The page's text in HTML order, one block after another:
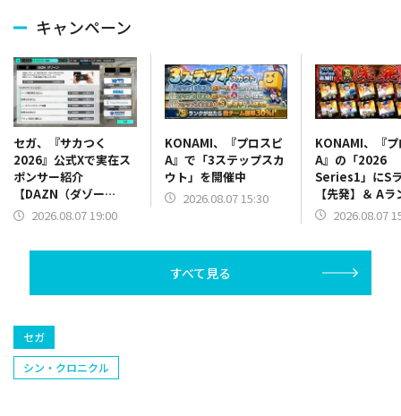
キャンペーン
セガ、『サカつく
2026』公式Xで実在ス
ポンサー紹介
【DAZN（ダゾー
ン）】篇をポスト
2026.08.07 19:00
KONAMI、『プロスピ
A』で「3ステップスカ
ウト」を開催中
2026.08.07 15:30
KONAMI、『
A』の「2026
Series1」にS
【先発】＆ Aラ
【野手】新登
塁手)、持丸泰
捕手)など
2026.08.07
すべて見る
セガ
シン・クロニクル